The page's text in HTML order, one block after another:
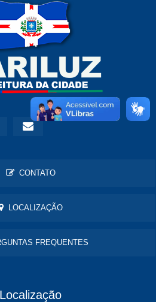
CONTATO
LOCALIZAÇÃO
FREQUENTES
Localização